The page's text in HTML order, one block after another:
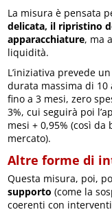
La misura è pensata
delicata, il ripristino
apparacchiature, ma
liquidità.
L’iniziativa prevede
durata massima di
fino a 3 mesi, zero
3%, cui seguirà poi
mesi + 0,95% (così
mercato).
Altre forme di
Questa misura, poi,
supporto (come la
coerenti con